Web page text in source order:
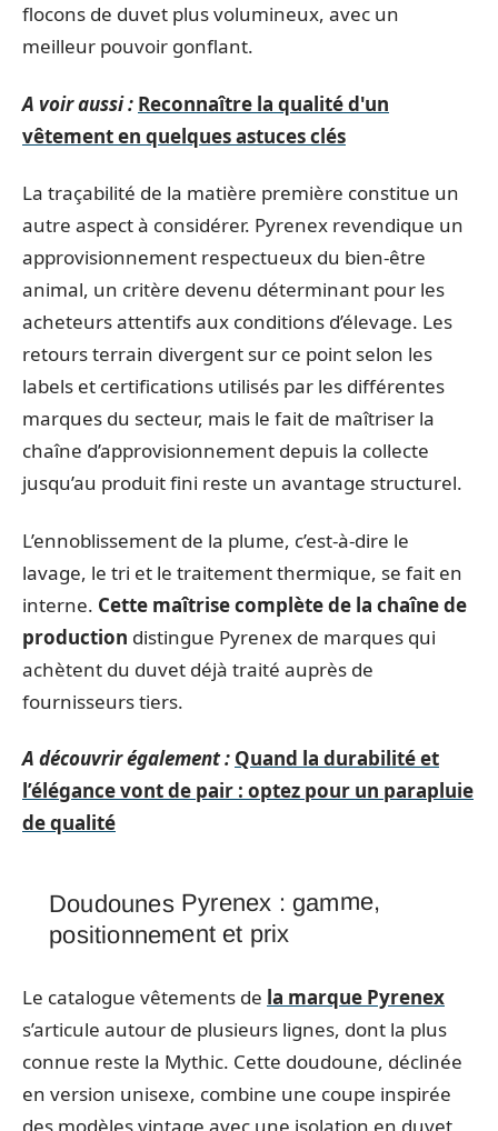
flocons de duvet plus volumineux, avec un
meilleur pouvoir gonflant.
A voir aussi : Reconnaître la qualité d'un
vêtement en quelques astuces clés
La traçabilité de la matière première constitue un
autre aspect à considérer. Pyrenex revendique un
approvisionnement respectueux du bien-être
animal, un critère devenu déterminant pour les
acheteurs attentifs aux conditions d’élevage. Les
retours terrain divergent sur ce point selon les
labels et certifications utilisés par les différentes
marques du secteur, mais le fait de maîtriser la
chaîne d’approvisionnement depuis la collecte
jusqu’au produit fini reste un avantage structurel.
L’ennoblissement de la plume, c’est-à-dire le
lavage, le tri et le traitement thermique, se fait en
interne. Cette maîtrise complète de la chaîne de
production distingue Pyrenex de marques qui
achètent du duvet déjà traité auprès de
fournisseurs tiers.
A découvrir également : Quand la durabilité et
l’élégance vont de pair : optez pour un parapluie
de qualité
Doudounes Pyrenex : gamme,
positionnement et prix
Le catalogue vêtements de la marque Pyrenex
s’articule autour de plusieurs lignes, dont la plus
connue reste la Mythic. Cette doudoune, déclinée
en version unisexe, combine une coupe inspirée